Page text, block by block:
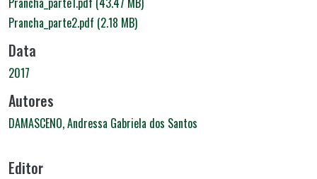
Prancha_parte2.pdf (2.18 MB)
Data
2017
Autores
DAMASCENO, Andressa Gabriela dos Santos
Editor